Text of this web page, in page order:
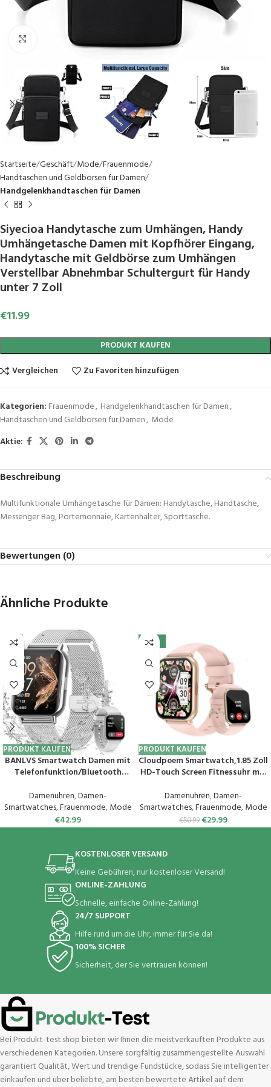
Click to enlarge
Startseite Geschäft Mode Frauenmode
Handtaschen und Geldbörsen für Damen
Handgelenkhandtaschen für Damen
Siyecioa Handytasche zum Umhängen, Handy
Umhängetasche Damen mit Kopfhörer Eingang,
Handytasche mit Geldbörse zum Umhängen
Verstellbar Abnehmbar Schultergurt für Handy
unter 7 Zoll
€11.99
PRODUKT KAUFEN
Vergleichen
Zu Favoriten hinzufügen
Kategorien: Frauenmode, Handgelenkhandtaschen für Damen,
Handtaschen und Geldbörsen für Damen, Mode
Aktie:
Beschreibung
Multifunktionale Umhängetasche für Damen: Handytasche, Handtasche,
Messenger Bag, Portemonnaie, Kartenhalter, Sporttasche.
Bewertungen (0)
Ähnliche Produkte
PRODUKT KAUFEN
BANLVS Smartwatch Damen mit
Telefonfunktion/Bluetooth
Menstruationszyklus, Pulsuhr,
Schlafmonitor, SpO2, IP68
Wasserdicht Schrittzähler
Fitness Tracker iOS Android
Damenuhren,Damen-
Smartwatches,Frauenmode,Mode
€42.99
-41%
PRODUKT KAUFEN
Cloudpoem Smartwatch,1.85 Zoll
HD-Touch Screen Fitnessuhr mit
Überwachung Pulsuhr
Schlafmonitor Schrittzähler Uhr
100+ Trainingsmodi Sportuhr
für Damen Herren Android iOS
Damenuhren,Damen-
Smartwatches,Frauenmode,Mode
€50.99 €29.99
KOSTENLOSER VERSAND
Keine Gebühren, nur kostenloser Versand!
ONLINE-ZAHLUNG
Schnelle, einfache Online-Zahlung!
24/7 SUPPORT
Hilfe rund um die Uhr, immer für Sie da!
100% SICHER
Sicherheit, der Sie vertrauen können!
Bei Produkt-test.shop bieten wir Ihnen die meistverkauften Produkte aus
verschiedenen Kategorien. Unsere sorgfältig zusammengestellte Auswahl
garantiert Qualität, Wert und trendige Fundstücke, sodass Sie intelligenter
einkaufen und über beliebte, am besten bewertete Artikel auf dem